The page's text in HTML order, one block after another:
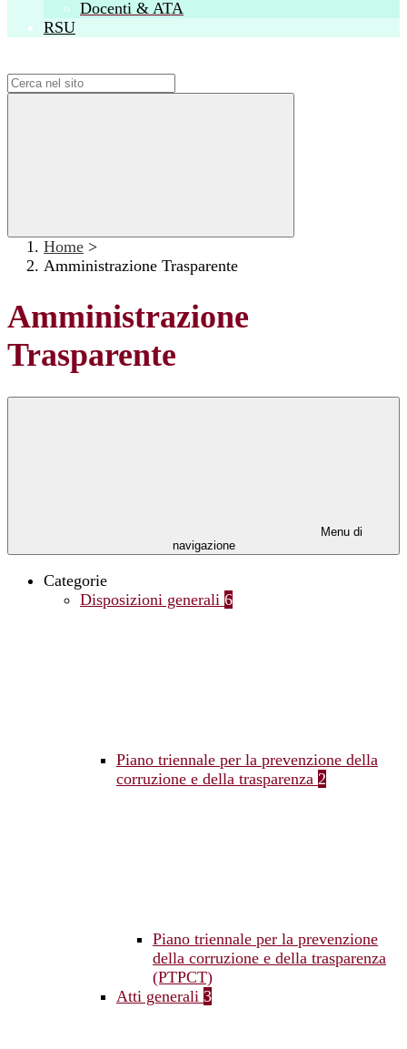
Docenti & ATA
RSU
Home >
Amministrazione Trasparente
Amministrazione
Trasparente
Menu di
navigazione
Categorie
Disposizioni generali 6
Piano triennale per la prevenzione della
corruzione e della trasparenza 2
Piano triennale per la prevenzione
della corruzione e della trasparenza
(PTPCT)
Atti generali 3